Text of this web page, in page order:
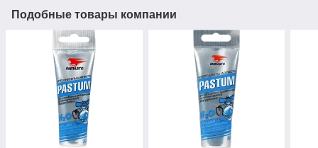
Подобные товары компании